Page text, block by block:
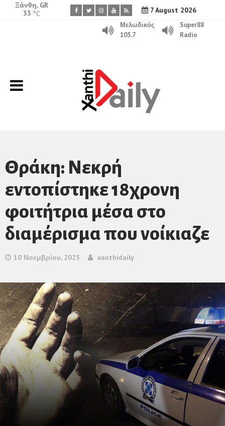
7 August 2026
Ξάνθη, GR
33 °C
Μελωδικός
105.7
Super88
Radio
Θράκη: Νεκρή
εντοπίστηκε 18χρονη
φοιτήτρια μέσα στο
διαμέρισμα που νοίκιαζε
10 Νοεμβρίου, 2025 xanthidaily